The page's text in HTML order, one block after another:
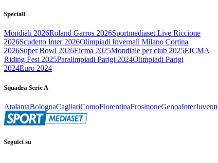
Speciali
Mondiali 2026Roland Garros 2026Sportmediaset Live Riccione
2026Scudetto Inter 2026Olimpiadi Invernali Milano Cortina
2026Super Bowl 2026Eicma 2025Mondiale per club 2025EICMA
Riding Fest 2025Paralimpiadi Parigi 2024Olimpiadi Parigi
2024Euro 2024
Squadra Serie A
AtalantaBolognaCagliariComoFiorentinaFrosinoneGenoaInter
Seguici su